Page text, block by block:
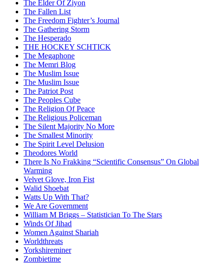
The Elder Of Ziyon
The Fallen List
The Freedom Fighter’s Journal
The Gathering Storm
The Hesperado
THE HOCKEY SCHTICK
The Megaphone
The Memri Blog
The Muslim Issue
The Muslim Issue
The Patriot Post
The Peoples Cube
The Religion Of Peace
The Religious Policeman
The Silent Majority No More
The Smallest Minority
The Spirit Level Delusion
Theodores World
There Is No Frakking “Scientific Consensus” On Global
Warming
Velvet Glove, Iron Fist
Walid Shoebat
Watts Up With That?
We Are Government
William M Briggs – Statistician To The Stars
Winds Of Jihad
Women Against Shariah
Worldthreats
Yorkshireminer
Zombietime